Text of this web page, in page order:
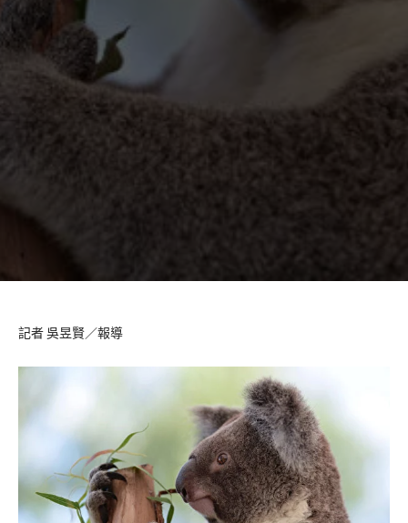
記者 吳昱賢／報導